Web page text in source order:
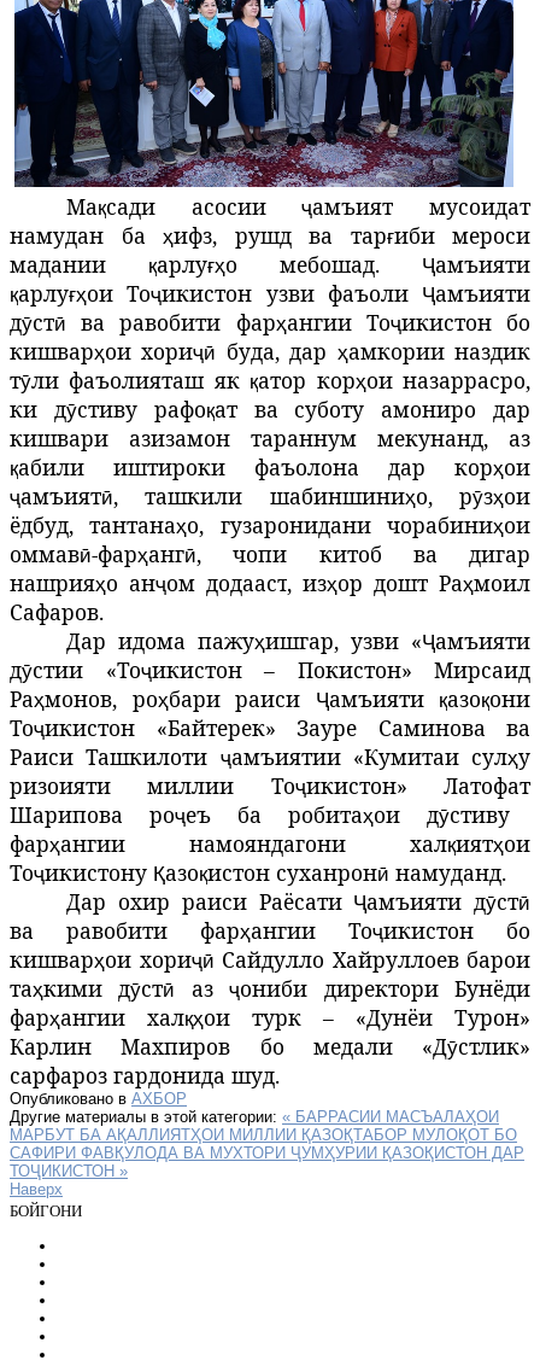
Мақсади асосии ҷамъият
мусоидат
намудан
ба ҳифз, рушд ва тарғиби
мероси
мадании
қарлуғҳо мебошад. Ҷамъияти
қарлуғҳои Тоҷикистон узви фаъоли Ҷамъияти
дӯстӣ ва равобити фарҳангии Тоҷикистон бо
кишварҳои хориҷӣ буда, дар ҳамкории наздик
тӯли фаъолияташ як қатор корҳои назаррасро,
ки дӯстиву рафоқат ва суботу амониро
дар
кишвари
азизамон тараннум мекунанд, аз
қабили иштироки фаъолона дар корҳои
ҷамъиятӣ,ташкили шабиншиниҳо,рӯзҳои
ёдбуд, тантанаҳо, гузаронидани чорабиниҳои
оммавӣ-фарҳангӣ,чопи китоб ва
дигар
нашрияҳо анҷом додааст, изҳор дошт Раҳмоил
Сафаров.
Дар идома пажуҳишгар,узви «Ҷамъияти
дӯстии «Тоҷикистон – Покистон»
Мирсаид
Раҳмонов, роҳбарираиси Ҷамъияти қазоқони
Тоҷикистон «Байтерек» Зауре Саминова ва
Раиси Ташкилоти ҷамъиятии «Кумитаи сулҳу
ризоияти
миллии Тоҷикистон»
Латофат
Шарипова роҷеъ ба робитаҳои дӯстиву
фарҳангии намояндагони халқиятҳои
Тоҷикистону Қазоқистон суханронӣ намуданд.
Дар охир раиси Раёсати Ҷамъияти дӯстӣ
ва равобити фарҳангии Тоҷикистон
бо
кишварҳои хориҷӣ Сайдулло Хайруллоев барои
таҳкими дӯстӣ аз ҷониби директори Бунёди
фарҳангии халқҳои турк – «Дунёи Турон»
Карлин Махпиров бо медали «Дӯстлик»
сарфароз гардонида шуд.
Опубликовано в АХБОР
Другие материалы в этой категории: « БАРРАСИИ МАСЪАЛАҲОИ
МАРБУТ БА АҚАЛЛИЯТҲОИ МИЛЛИИ ҚАЗОҚТАБОР МУЛОҚОТ БО
САФИРИ ФАВҚУЛОДА ВА МУХТОРИ ҶУМҲУРИИ ҚАЗОҚИСТОН ДАР
ТОҶИКИСТОН »
Наверх
БОЙГОНИ